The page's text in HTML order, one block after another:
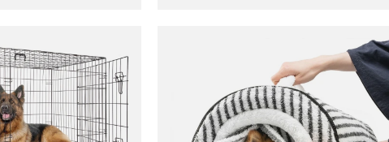
Dodaj
listy
życzeń
Dodaj
do
listy
życzeń